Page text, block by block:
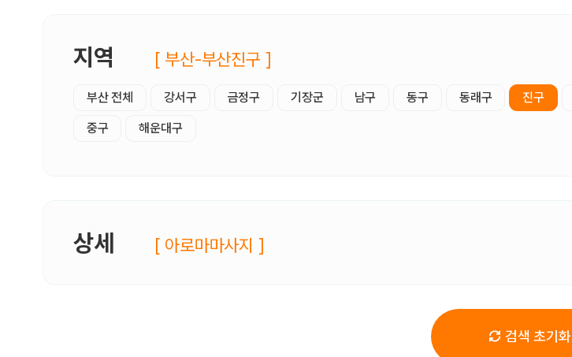
지역 [ 부산-부산진구 ]
부산 전체 강서구 금정구 기장군 남구 동구 동래구 진구
중구 해운대구
상세 [ 아로마마사지 ]
검색 초기화